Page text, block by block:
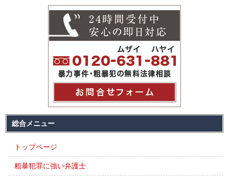
総合メニュー
トップページ
粗暴犯罪に強い弁護士